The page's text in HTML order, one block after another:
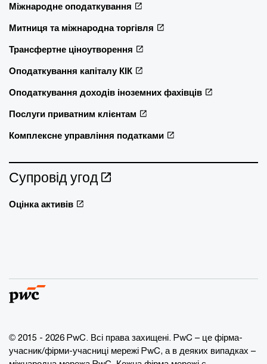
Міжнародне оподаткування
Митниця та міжнародна торгівля
Трансфертне ціноутворення
Оподаткування капіталу КІК
Оподаткування доходів іноземних фахівців
Послуги приватним клієнтам
Комплексне управління податками
Супровід угод
Оцінка активів
© 2015 - 2026 PwC. Всі права захищені. PwC – це фірма-
учасник/фірми-учасниці мережі PwC, а в деяких випадках –